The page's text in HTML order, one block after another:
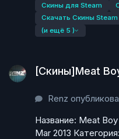
Скины для Steam
Скачать Скины Steam
(и ещё 5 )
[Скины]Meat
Renz
Название: Meat
Mar 2013